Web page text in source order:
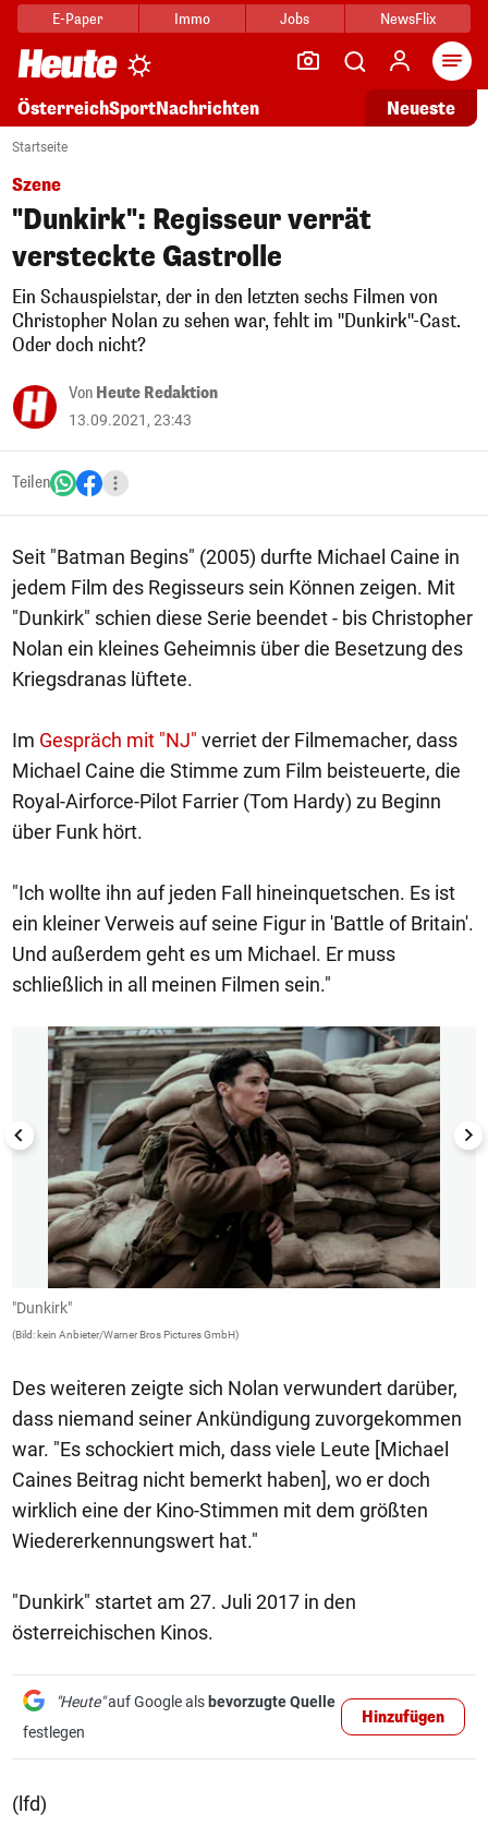
E-Paper Immo Jobs NewsFlix
ÖsterreichSportNachrichten Neueste
Startseite
Szene
"Dunkirk": Regisseur verrät
versteckte Gastrolle
Ein Schauspielstar, der in den letzten sechs Filmen von
Christopher Nolan zu sehen war, fehlt im "Dunkirk"-Cast.
Oder doch nicht?
Von Heute Redaktion
13.09.2021, 23:43
Teilen
Seit "Batman Begins" (2005) durfte Michael Caine in
jedem Film des Regisseurs sein Können zeigen. Mit
"Dunkirk" schien diese Serie beendet - bis Christopher
Nolan ein kleines Geheimnis über die Besetzung des
Kriegsdranas lüftete.
Im Gespräch mit "NJ" verriet der Filmemacher, dass
Michael Caine die Stimme zum Film beisteuerte, die
Royal-Airforce-Pilot Farrier (Tom Hardy) zu Beginn
über Funk hört.
"Ich wollte ihn auf jeden Fall hineinquetschen. Es ist
ein kleiner Verweis auf seine Figur in 'Battle of Britain'.
Und außerdem geht es um Michael. Er muss
schließlich in all meinen Filmen sein."
1/17
"Dunkirk"
(Bild: kein Anbieter/Warner Bros Pictures GmbH)
Des weiteren zeigte sich Nolan verwundert darüber,
dass niemand seiner Ankündigung zuvorgekommen
war. "Es schockiert mich, dass viele Leute [Michael
Caines Beitrag nicht bemerkt haben], wo er doch
wirklich eine der Kino-Stimmen mit dem größten
Wiedererkennungswert hat."
"Dunkirk" startet am 27. Juli 2017 in den
österreichischen Kinos.
"Heute"auf Google als bevorzugte Quelle
festlegen
Hinzufügen
(lfd)